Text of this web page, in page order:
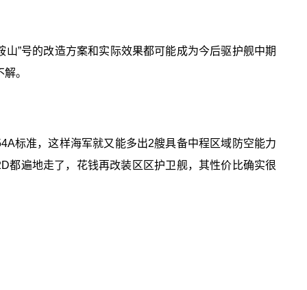
”号的改造方案和实际效果都可能成为今后驱护舰中期
。
标准，这样海军就又能多出2艘具备中程区域防空能力
遍地走了，花钱再改装区区护卫舰，其性价比确实很